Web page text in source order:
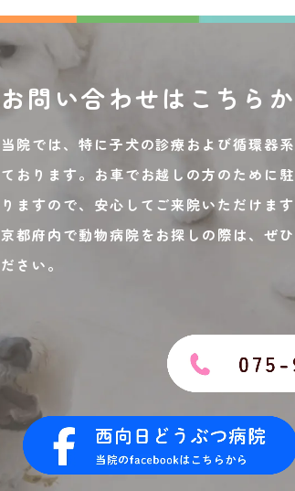
お問い合わせは こちら
当院では、特に子犬の診療および循環器
ております。お車でお越しの方のために
りますので、安心してご来院いただけます
京都府内で動物病院をお探しの際は、ぜ
ださい。